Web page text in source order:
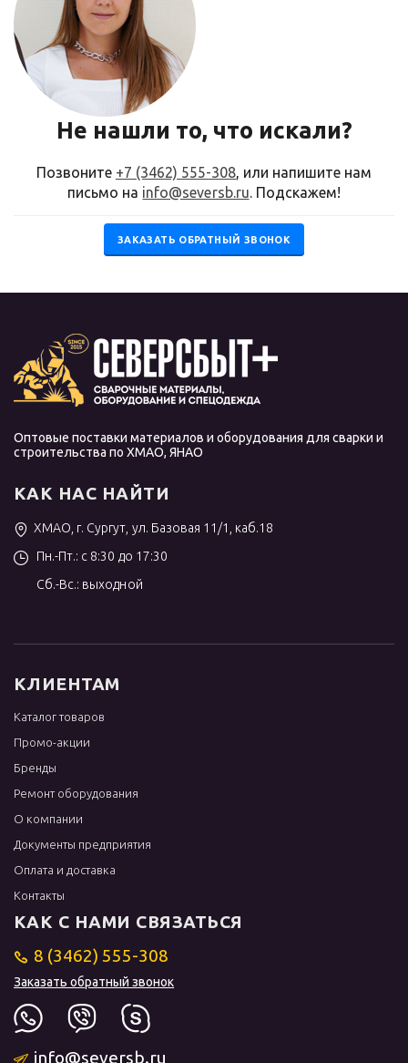
Не нашли то, что искали?
Позвоните +7 (3462) 555-308, или напишите нам
письмо на info@seversb.ru. Подскажем!
ЗАКАЗАТЬ ОБРАТНЫЙ ЗВОНОК
Оптовые поставки материалов и оборудования для сварки и
строительства по ХМАО, ЯНАО
КАК НАС НАЙТИ
ХМАО, г. Сургут, ул. Базовая 11/1, каб.18
Пн.-Пт.: с 8:30 до 17:30
Сб.-Вс.: выходной
КЛИЕНТАМ
Каталог товаров
Промо-акции
Бренды
Ремонт оборудования
О компании
Документы предприятия
Оплата и доставка
Контакты
КАК С НАМИ СВЯЗАТЬСЯ
8 (3462) 555-308
Заказать обратный звонок
info@seversb.ru